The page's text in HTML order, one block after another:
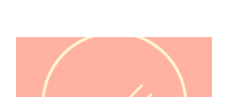
@hamstouille_bambin